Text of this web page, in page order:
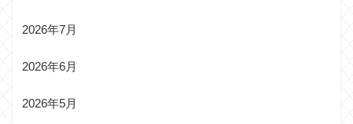
2026年7月
2026年6月
2026年5月